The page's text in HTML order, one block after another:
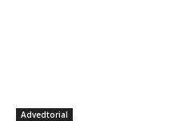
Advedtorial